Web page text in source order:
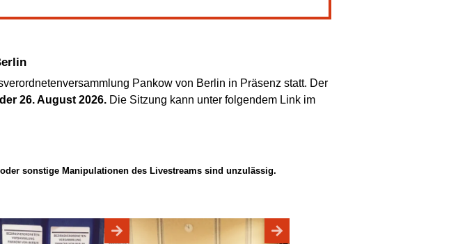
Pankow von Berlin in Präsenz statt. Der
26. August 2026. Die Sitzung kann unter folgendem Link im
sonstige Manipulationen des Livestreams sind unzulässig.